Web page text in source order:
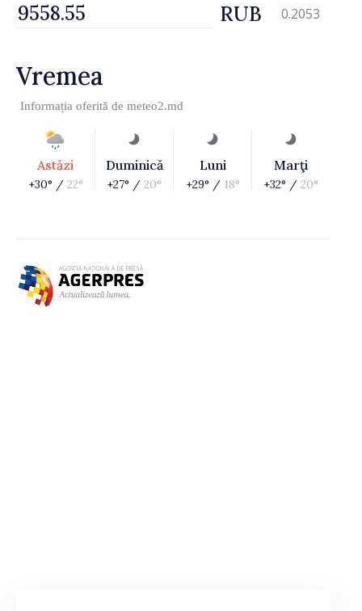
RUB 0.2053
Vremea
Informația oferită de meteo2.md
Astăzi
+30° / 22°
Duminică
+27° / 20°
Luni
+29° / 18°
Marţi
+32° / 20°